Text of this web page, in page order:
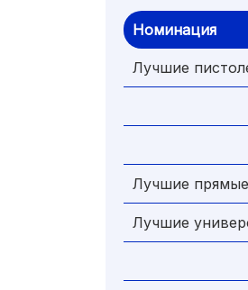
Номинация
Лучшие
Лучшие
Лучшие